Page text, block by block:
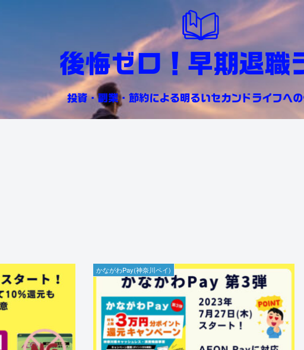
かながわPay(神奈川ペイ)